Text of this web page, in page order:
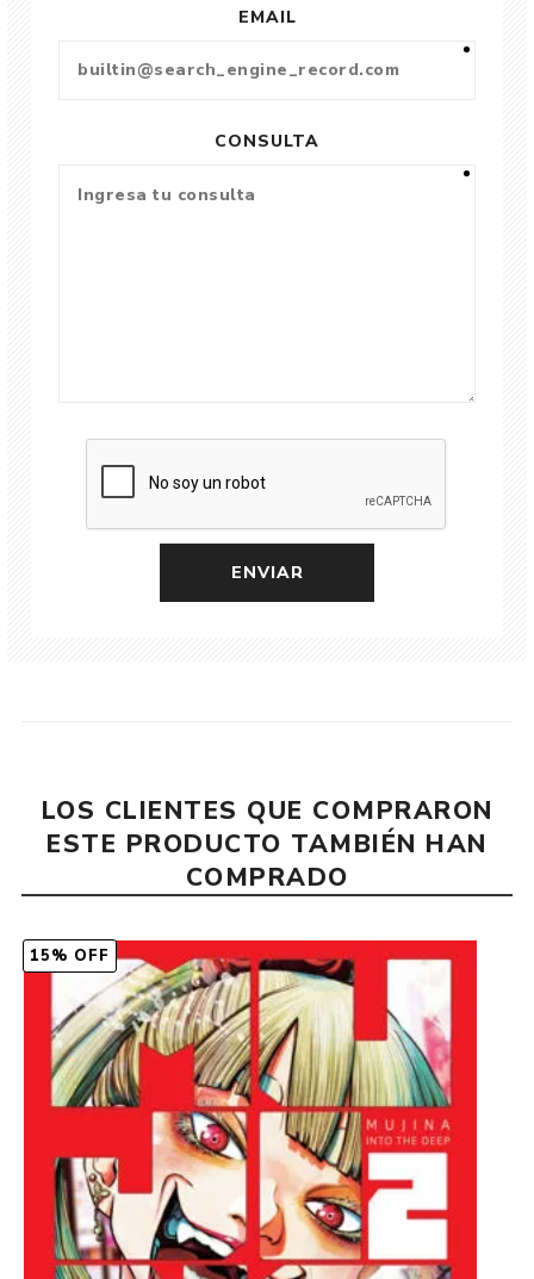
EMAIL
CONSULTA
LOS CLIENTES QUE COMPRARON
ESTE PRODUCTO TAMBIÉN HAN
COMPRADO
15% OFF